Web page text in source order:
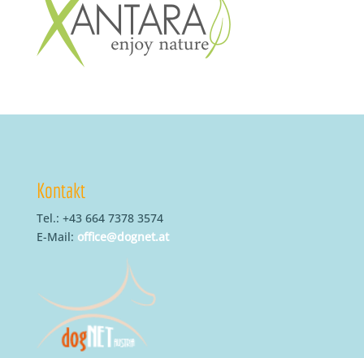
Kontakt
Tel.: +43 664 7378 3574
E-Mail: office@dognet.at